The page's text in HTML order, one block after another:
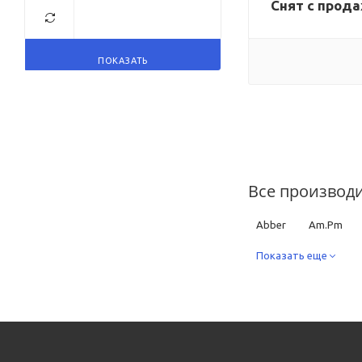
Снят с
Все
Abber Am.Pm
Creo Ceramique
Показать еще
ПОКАЗАТЬ